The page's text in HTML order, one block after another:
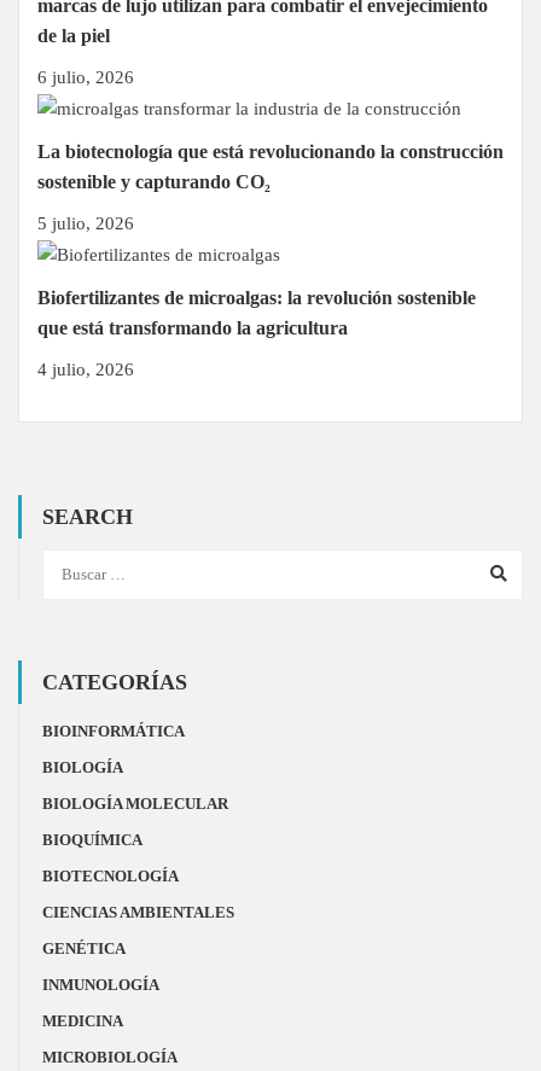
marcas de lujo utilizan para combatir el envejecimiento
de la piel
6 julio, 2026
La biotecnología que está revolucionando la construcción
sostenible y capturando CO₂
5 julio, 2026
Biofertilizantes de microalgas: la revolución sostenible
que está transformando la agricultura
4 julio, 2026
SEARCH
CATEGORÍAS
BIOINFORMÁTICA
BIOLOGÍA
BIOLOGÍA MOLECULAR
BIOQUÍMICA
BIOTECNOLOGÍA
CIENCIAS AMBIENTALES
GENÉTICA
INMUNOLOGÍA
MEDICINA
MICROBIOLOGÍA